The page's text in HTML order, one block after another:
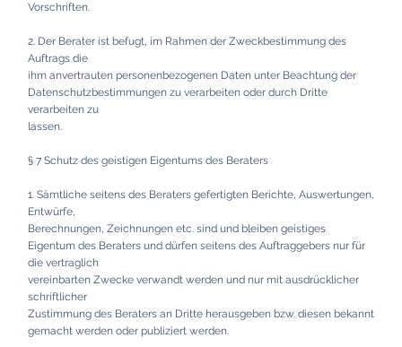
Vorschriften.
2. Der Berater ist befugt, im Rahmen der Zweckbestimmung des
Auftrags die
ihm anvertrauten personenbezogenen Daten unter Beachtung der
Datenschutzbestimmungen zu verarbeiten oder durch Dritte
verarbeiten zu
lassen.
§ 7 Schutz des geistigen Eigentums des Beraters
1. Sämtliche seitens des Beraters gefertigten Berichte, Auswertungen,
Entwürfe,
Berechnungen, Zeichnungen etc. sind und bleiben geistiges
Eigentum des Beraters und dürfen seitens des Auftraggebers nur für
die vertraglich
vereinbarten Zwecke verwandt werden und nur mit ausdrücklicher
schriftlicher
Zustimmung des Beraters an Dritte herausgeben bzw. diesen bekannt
gemacht werden oder publiziert werden.